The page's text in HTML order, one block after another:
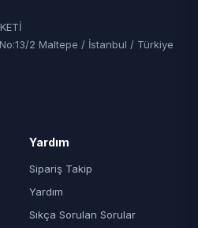
2 Maltepe / İstanbul / Türkiye
Yardım
Sipariş Takip
Yardım
Sıkça Sorulan Sorular